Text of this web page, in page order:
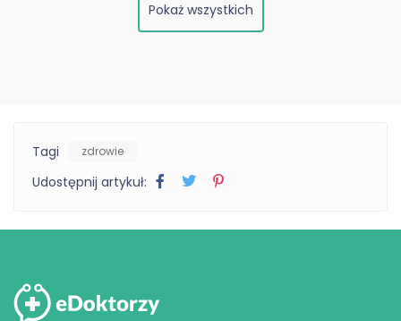
Pokaż wszystkich
Tagi zdrowie
Udostępnij artykuł: